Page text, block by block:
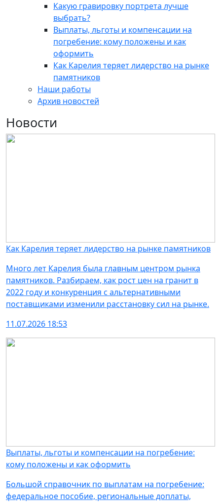
Какую гравировку портрета лучше
выбрать?
Выплаты, льготы и компенсации на
погребение: кому положены и как
оформить
Как Карелия теряет лидерство на рынке
памятников
Наши работы
Архив новостей
Новости
Как Карелия теряет лидерство на рынке памятников
Много лет Карелия была главным центром рынка
памятников. Разбираем, как рост цен на гранит в
2022 году и конкуренция с альтернативными
поставщиками изменили расстановку сил на рынке.
11.07.2026 18:53
Выплаты, льготы и компенсации на погребение:
кому положены и как оформить
Большой справочник по выплатам на погребение:
федеральное пособие, региональные доплаты,